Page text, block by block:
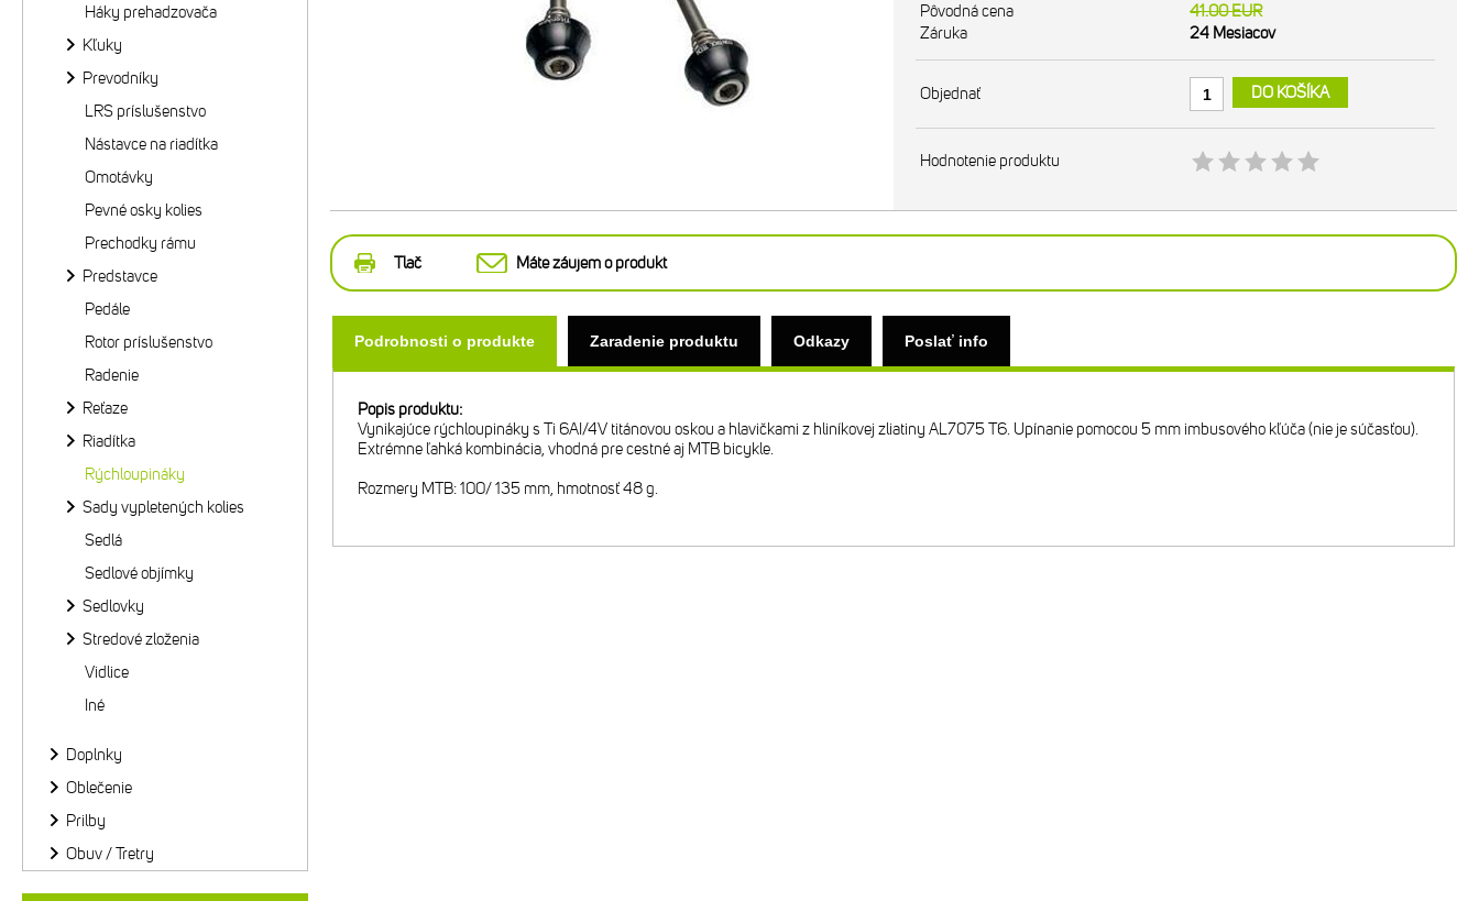
Pôvodná cena
41.00EUR
Záruka
24 Mesiacov
Objednať DO KOŠÍKA
Hodnotenie produktu
Tlač Máte záujem o produkt
Podrobnosti o produkte Zaradenie produktu Odkazy Poslať info
Popis produktu:
Vynikajúce rýchloupináky s Ti 6AI/4V titánovou oskou a hlavičkami z hliníkovej zliatiny AL7075 T6. Upínanie pomocou 5 mm imbusového kľúča (nie je súčasťou).
Extrémne ľahká kombinácia, vhodná pre cestné aj MTB bicykle.
Rozmery MTB: 100/ 135 mm, hmotnosť 48 g.
Háky prehadzovača
Kľuky
Prevodníky
LRS príslušenstvo
Nástavce na riadítka
Omotávky
Pevné osky kolies
Prechodky rámu
Predstavce
Pedále
Rotor príslušenstvo
Radenie
Reťaze
Riadítka
Rýchloupináky
Sady vypletených kolies
Sedlá
Sedlové objímky
Sedlovky
Stredové zloženia
Vidlice
Iné
Doplnky
Oblečenie
Prilby
Obuv / Tretry